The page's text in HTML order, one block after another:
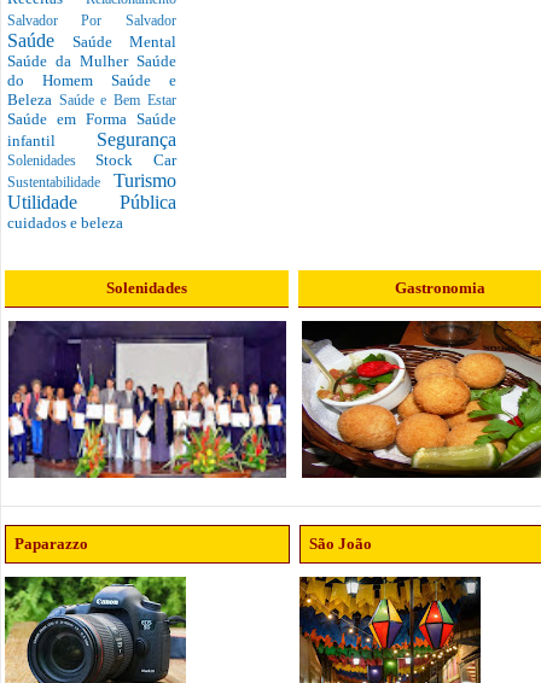
Salvador Por Salvador
Saúde Saúde Mental
Saúde da Mulher Saúde
do Homem Saúde e
Beleza Saúde e Bem Estar
Saúde em Forma Saúde
infantil Segurança
SolenidadesStock Car
Sustentabilidade Turismo
Utilidade Pública
cuidados e beleza
Solenidades Gastronomia
Paparazzo São João